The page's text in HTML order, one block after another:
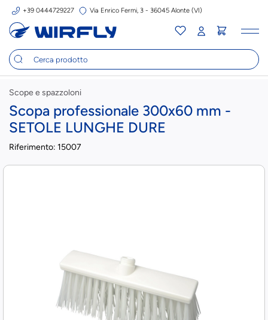
+39 0444729227 Via Enrico Fermi, 3 - 36045 Alonte (VI)
Scope e spazzoloni
Scopa professionale 300x60 mm -
SETOLE LUNGHE DURE
Riferimento: 15007